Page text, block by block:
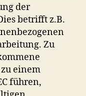
der
betrifft z.B.
Zu
einem
führen,